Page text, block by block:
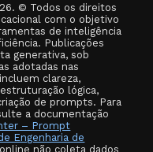
© Todos os direitos
com o objetivo
de inteligência
Publicações
generativa, sob
adotadas nas
clareza,
lógica,
de prompts. Para
a documentação
– Prompt
Engenharia de
não coleta dados